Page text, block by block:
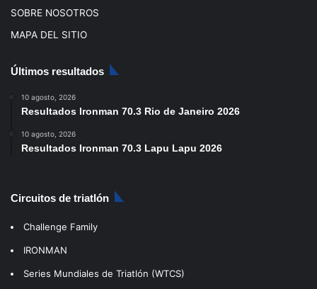
SOBRE NOSOTROS
MAPA DEL SITIO
Últimos resultados
10 agosto, 2026
Resultados Ironman 70.3 Rio de Janeiro 2026
10 agosto, 2026
Resultados Ironman 70.3 Lapu Lapu 2026
Circuitos de triatlón
Challenge Family
IRONMAN
Series Mundiales de Triatlón (WTCS)